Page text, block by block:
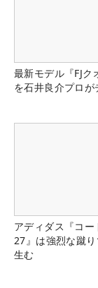
最新モデル『FJク
を石井良介プロが
アディダス『コー
27』は強烈な蹴
生む